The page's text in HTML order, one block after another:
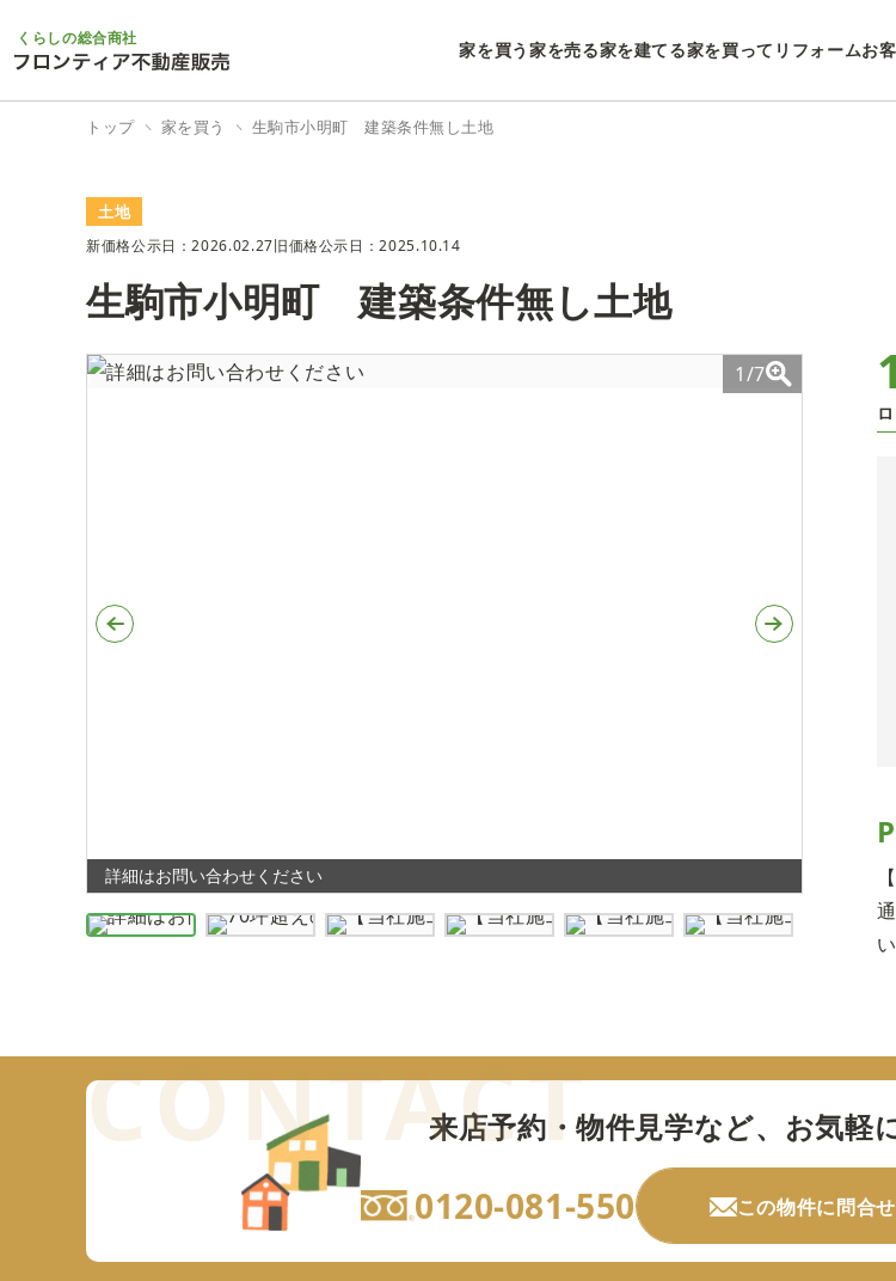
くらしの総合商社
家を買う 家を売る家を建てる家を買ってリフォームお
トップ 家を買う 生駒市小明町 建築条件無し土地
土地
新価格公示日：2026.02.27旧価格公示日：2025.10.14
生駒市小明町 建築条件無し土地
1/7
詳細はお問い合わせください 70坪
来店予約・物件見学など、 お気軽
0120-081-550 この物件に問合せ